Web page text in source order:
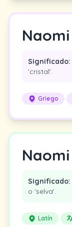
Naomi
Significado:
'cristal'.
Griego
Naomi
Significado:
o 'selva'.
Latín